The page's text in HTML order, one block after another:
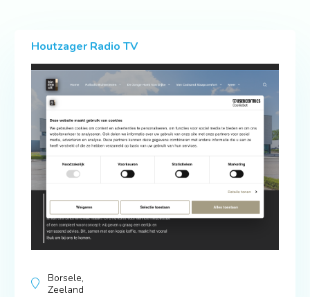
Houtzager Radio TV
Borsele,
Zeeland